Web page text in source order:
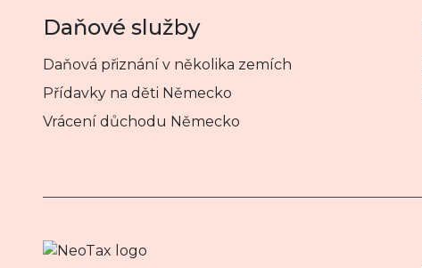
Daňové služby
Daňová přiznání v několika zemích
Přídavky na děti Německo
Vrácení důchodu Německo